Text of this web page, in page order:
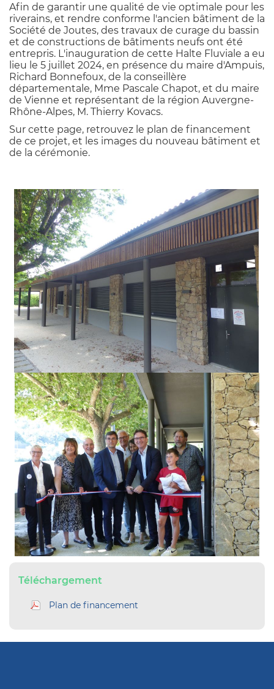
Afin de garantir une qualité de vie optimale pour les
riverains, et rendre conforme l'ancien bâtiment de la
Société de Joutes, des travaux de curage du bassin
et de constructions de bâtiments neufs ont été
entrepris. L'inauguration de cette Halte Fluviale a eu
lieu le 5 juillet 2024, en présence du maire d'Ampuis,
Richard Bonnefoux, de la conseillère
départementale, Mme Pascale Chapot, et du maire
de Vienne et représentant de la région Auvergne-
Rhône-Alpes, M. Thierry Kovacs.
Sur cette page, retrouvez le plan de financement
de ce projet, et les images du nouveau bâtiment et
de la cérémonie.
Téléchargement
Plan de financement